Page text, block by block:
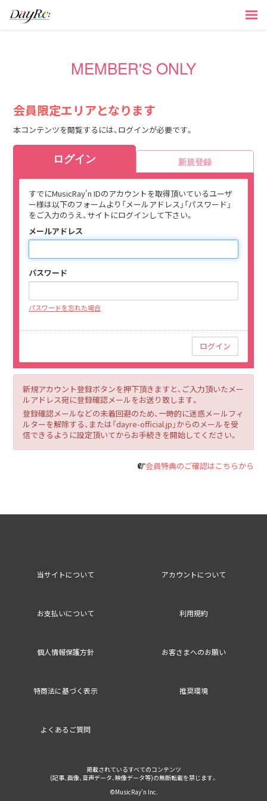
MEMBER'S ONLY
会員限定エリアとなります
本コンテンツを閲覧するには、ログインが必要です。
ログイン 新規登録
すでにMusicRay'n IDのアカウントを取得頂いているユーザ
ー様は以下のフォームより「メールアドレス」「パスワード」
をご入力のうえ、サイトにログインして下さい。
メールアドレス
パスワード
パスワードを忘れた場合
新規アカウント登録ボタンを押下頂きますと、ご入力頂いたメー
ルアドレス宛に登録確認メールをお送り致します。
登録確認メールなどの未着回避のため、一時的に迷惑メールフィ
ルターを解除する、または「dayre-official.jp」からのメールを受
信できるように設定頂いてからお手続きを開始してください。
会員特典のご確認はこちらから
当サイトについて アカウントについて
お支払いについて 利用規約
個人情報保護方針 お客さまへのお願い
特商法に基づく表示 推奨環境
よくあるご質問
掲載されているすべてのコンテンツ
(記事、画像、音声データ、映像データ等)の無断転載を禁じます。
©MusicRay’n Inc.